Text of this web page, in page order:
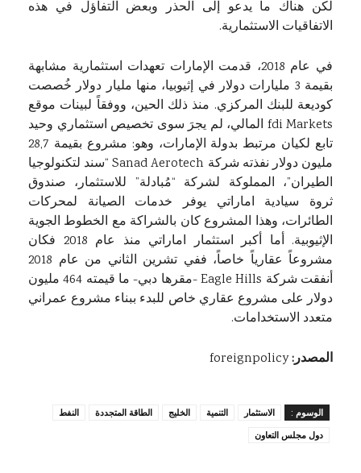
لكن هناك ما يدعو إلى الحذر وبعض التفاؤل في هذه
الاتفاقيات الاستثمارية.
في عام 2018، قدمت الإمارات تعهدات استثمارية مشابهة
بقيمة 3 مليارات دولار في إثيوبيا، منها مليار دولار خُصصت
كوديعة للبنك المركزي. منذ ذلك الحين، ووفقاً لبينات موقع
fdi Markets المالي، لم يجرَ سوى تخصيص استثماري وحيد
تابع لكيان مرتبط بدولة الإمارات، وهو: مشروع بقيمة 28,7
مليون دولار نفذته شركة Sanad Aerotech “سند لتكنولوجيا
الطيران”، المملوكة لشركة “مُبادلة” للاستثمار، صندوق
ثروة سيادية اماراتي يوفر خدمات الصيانة لمحركات
الطائرات، وهذا المشروع كان بالشراكة مع الخطوط الجوية
الإثيوبية. أما أكبر استثمار اماراتي منذ عام 2018 فكان
مشروعاً عقارياً خاصاً، ففي تشرين الثاني من عام 2018
أنفقت شركة Eagle Hills -مقرها دبي- ما قيمته 464 مليون
دولار على مشروع عقاري خاص للبدء ببناء مشروع عمراني
متعدد الاستخدامات.
المصدر: foreignpolicy
الوسوم : الاستثمار التنمية الخليج الطاقة المتجددة
النفط
دول مجلس التعاون